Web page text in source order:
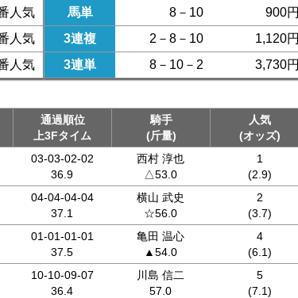
人気
人気
人気
馬単
8－10 900円
3連複
2－8－10 1,120円
3連単
8－10－2 3,730円
通過順位
上3Fタイム
騎手
(斤量)
人気
(オッズ)
03-03-02-02
36.9
西村 淳也
△53.0
1
(2.9)
04-04-04-04
37.1
横山 武史
☆56.0
2
(3.7)
01-01-01-01
37.5
亀田 温心
▲54.0
4
(6.1)
10-10-09-07
36.4
川島 信二
57.0
5
(7.1)